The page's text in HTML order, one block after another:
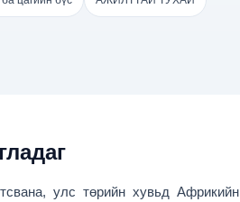
, улс төрийн хувьд Африкийн